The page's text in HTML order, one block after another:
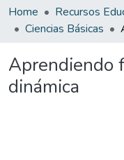
Home Recursos
Ciencias Básicas
Aprendiendo
dinámica